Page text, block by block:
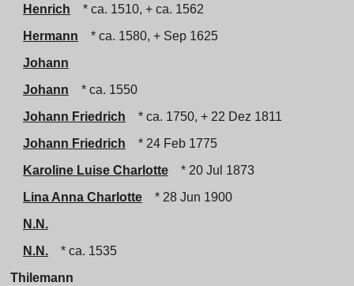
Henrich
* ca. 1510, + ca. 1562
Hermann
* ca. 1580, + Sep 1625
Johann
Johann
* ca. 1550
Johann Friedrich
* ca. 1750, + 22 Dez 1811
Johann Friedrich
* 24 Feb 1775
Karoline Luise Charlotte
* 20 Jul 1873
Lina Anna Charlotte
* 28 Jun 1900
N.N.
N.N.
* ca. 1535
Thilemann